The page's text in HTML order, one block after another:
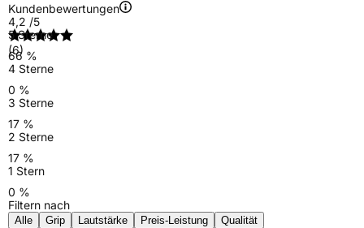
Kundenbewertungen
4,2 /5
(6)
5 Sterne
66 %
4 Sterne
0 %
3 Sterne
17 %
2 Sterne
17 %
1 Stern
0 %
Filtern nach
Alle Grip Lautstärke Preis-Leistung Qualität